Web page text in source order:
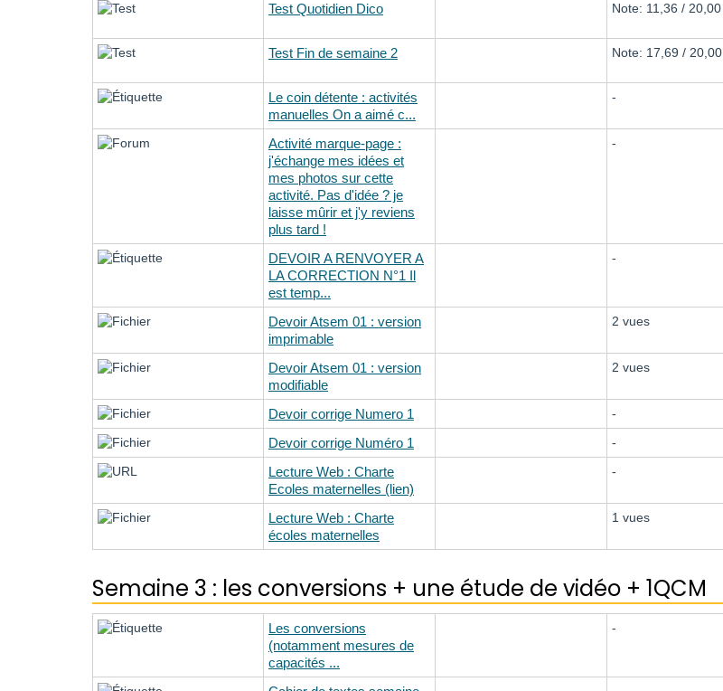
Test Quotidien Dico Note: 11,36 / 20,00
Test Fin de semaine 2 Note: 17,69 / 20,00
Le coin détente : activités
manuelles On a aimé c...
-
Activité marque-page :
j'échange mes idées et
mes photos sur cette
activité. Pas d'idée ? je
laisse mûrir et j'y reviens
plus tard !
-
DEVOIR A RENVOYER A
LA CORRECTION N°1 Il
est temp...
-
Devoir Atsem 01 : version
imprimable
2 vues
Devoir Atsem 01 : version
modifiable
2 vues
Devoir corrige Numero 1 -
Devoir corrige Numéro 1 -
Lecture Web : Charte
Ecoles maternelles (lien)
-
Lecture Web : Charte
écoles maternelles
1 vues
Semaine 3 : les conversions + une étude de vidéo + 1QCM
Les conversions
(notamment mesures de
capacités ...
-